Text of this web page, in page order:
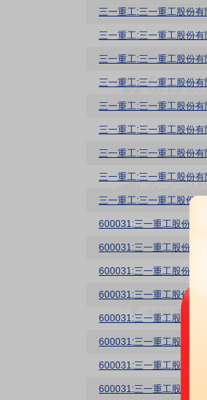
三一重工:三一重工股份
三一重工:三一重工股份
三一重工:三一重工股份
三一重工:三一重工股份
三一重工:三一重工股份
三一重工:三一重工股份
三一重工:三一重工股份
三一重工:三一重工股份
三一重工:三一重工股份
600031:三一重工股份有
600031:三一重工股份有
600031:三一重工股份有
600031:三一重工股份有
600031:三一重工股份有
600031:三一重工股份有
600031:三一重工股份有